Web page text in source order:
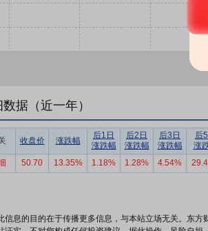
据（近一年）
收盘价 涨跌幅
后1日
涨跌幅
后2日
涨跌幅
后3日
涨跌幅
后
涨
50.70 13.35% 1.18% 1.28% 4.54%
信息的目的在于传播更多信息，与本站立场无关。东